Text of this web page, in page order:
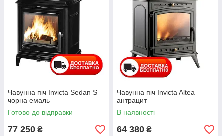
Чавунна піч Invicta Sedan S
чорна емаль
Готово до відправки
77 250 ₴
Чавунна піч Invicta Altea
антрацит
В наявності
64 380 ₴